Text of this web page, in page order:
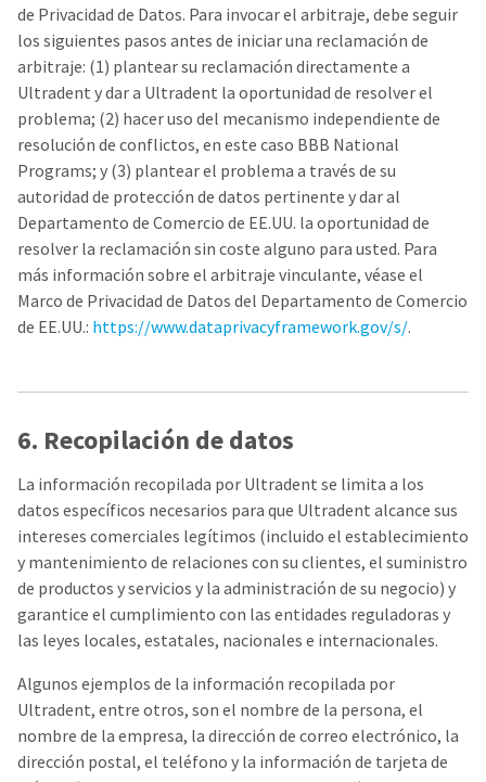
de Privacidad de Datos. Para invocar el arbitraje, debe seguir
los siguientes pasos antes de iniciar una reclamación de
arbitraje: (1) plantear su reclamación directamente a
Ultradent y dar a Ultradent la oportunidad de resolver el
problema; (2) hacer uso del mecanismo independiente de
resolución de conflictos, en este caso BBB National
Programs; y (3) plantear el problema a través de su
autoridad de protección de datos pertinente y dar al
Departamento de Comercio de EE.UU. la oportunidad de
resolver la reclamación sin coste alguno para usted. Para
más información sobre el arbitraje vinculante, véase el
Marco de Privacidad de Datos del Departamento de Comercio
de EE.UU.: https://www.dataprivacyframework.gov/s/.
6. Recopilación de datos
La información recopilada por Ultradent se limita a los
datos específicos necesarios para que Ultradent alcance sus
intereses comerciales legítimos (incluido el establecimiento
y mantenimiento de relaciones con su clientes, el suministro
de productos y servicios y la administración de su negocio) y
garantice el cumplimiento con las entidades reguladoras y
las leyes locales, estatales, nacionales e internacionales.
Algunos ejemplos de la información recopilada por
Ultradent, entre otros, son el nombre de la persona, el
nombre de la empresa, la dirección de correo electrónico, la
dirección postal, el teléfono y la información de tarjeta de